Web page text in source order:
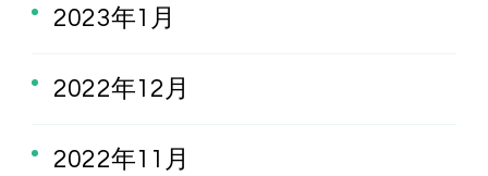
2023年1月
2022年12月
2022年11月